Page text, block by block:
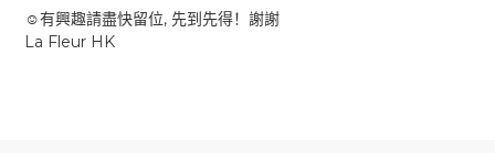
☺️有興趣請盡快留位, 先到先得！謝謝
La Fleur HK